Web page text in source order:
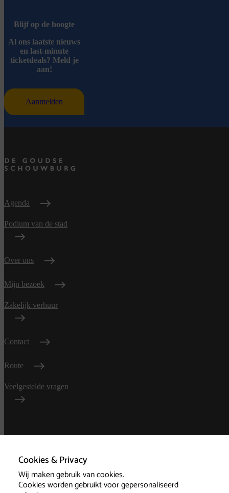
Cookies & Privacy
Wij maken gebruik van cookies.
Cookies worden gebruikt voor gepersonaliseerd
Blijf op de hoogte
Al ons laatste nieuws
en last-minute
ticketdeals? Meld je
aan!
Aanmelden
Agenda
Podium van de stad
Over ons
Mijn bezoek
Zakelijk verhuur
Contact
Route
Veelgestelde vragen
voorwaarden
Privacy